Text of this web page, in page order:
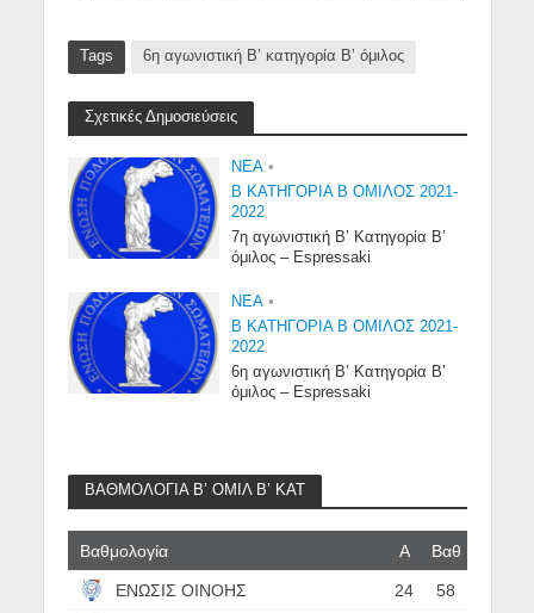
Tags 6η αγωνιστική Β’ κατηγορία Β’ όμιλος
Σχετικές Δημοσιεύσεις
NEA •
Β ΚΑΤΗΓΟΡΙΑ Β ΟΜΙΛΟΣ 2021-
2022
7η αγωνιστική Β’ Κατηγορία Β’
όμιλος – Espressaki
NEA •
Β ΚΑΤΗΓΟΡΙΑ Β ΟΜΙΛΟΣ 2021-
2022
6η αγωνιστική Β’ Κατηγορία Β’
όμιλος – Espressaki
ΒΑΘΜΟΛΟΓΙΑ Β’ ΟΜΙΛ Β’ ΚΑΤ
Βαθμολογία Α Βαθ
ΕΝΩΣΙΣ ΟΙΝΟΗΣ 24 58